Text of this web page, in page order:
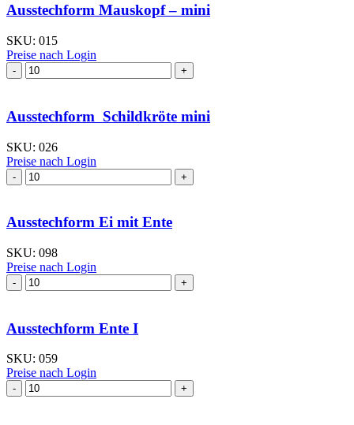
Ausstechform Mauskopf – mini
SKU: 015
Preise nach Login
Ausstechform
Mauskopf
mini
Menge
Ausstechform Schildkröte mini
SKU: 026
Preise nach Login
Ausstechform
Schildkröte
Menge
Ausstechform Ei mit Ente
SKU: 098
Preise nach Login
Ausstechform Ei
mit
Menge
Ausstechform Ente I
SKU: 059
Preise nach Login
Ausstechform Ente
I